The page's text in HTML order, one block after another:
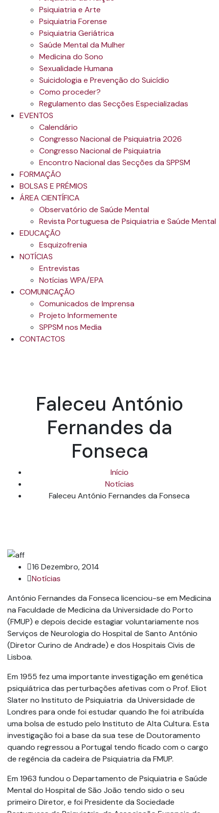
Psiquiatria e Arte
Psiquiatria Forense
Psiquiatria Geriátrica
Saúde Mental da Mulher
Medicina do Sono
Sexualidade Humana
Suicidologia e Prevenção do Suicídio
Como proceder?
Regulamento das Secções Especializadas
EVENTOS
Calendário
Congresso Nacional de Psiquiatria 2026
Congresso Nacional de Psiquiatria
Encontro Nacional das Secções da SPPSM
FORMAÇÃO
BOLSAS E PRÉMIOS
ÁREA CIENTÍFICA
Observatório de Saúde Mental
Revista Portuguesa de Psiquiatria e Saúde Mental
EDUCAÇÃO
Esquizofrenia
NOTÍCIAS
Entrevistas
Notícias WPA/EPA
COMUNICAÇÃO
Comunicados de Imprensa
Projeto Informemente
SPPSM nos Media
CONTACTOS
Faleceu António
Fernandes da
Fonseca
Início
Notícias
Faleceu António Fernandes da Fonseca
16 Dezembro, 2014
Notícias
António Fernandes da Fonseca licenciou-se em Medicina
na Faculdade de Medicina da Universidade do Porto
(FMUP) e depois decide estagiar voluntariamente nos
Serviços de Neurologia do Hospital de Santo António
(Diretor Curino de Andrade) e dos Hospitais Civis de
Lisboa.
Em 1955 fez uma importante investigação em genética
psiquiátrica das perturbações afetivas com o Prof. Eliot
Slater no Instituto de Psiquiatria da Universidade de
Londres para onde foi estudar quando lhe foi atribuída
uma bolsa de estudo pelo Instituto de Alta Cultura. Esta
investigação foi a base da sua tese de Doutoramento
quando regressou a Portugal tendo ficado com o cargo
de regência da cadeira de Psiquiatria da FMUP.
Em 1963 fundou o Departamento de Psiquiatria e Saúde
Mental do Hospital de São João tendo sido o seu
primeiro Diretor, e foi Presidente da Sociedade